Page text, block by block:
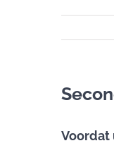
Voordat